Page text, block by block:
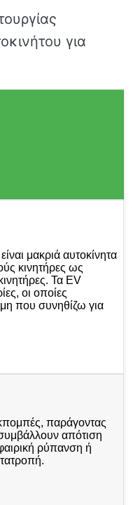
για
μακριά αυτοκίνητα
κινητήρες ως
Τα EV
οι οποίες
που συνηθίζω για
παράγοντας
απότιση
ρύπανση ή